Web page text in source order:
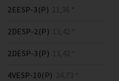
2EESP-3(P) 11,36 *
2DESP-2(P) 13,42 *
2DESP-3(P) 13,42 *
4VESP-10(P) 34,73 *